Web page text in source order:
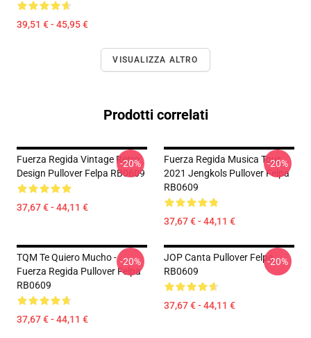
39,51 € - 45,95 €
VISUALIZZA ALTRO
Prodotti correlati
Fuerza Regida Vintage Retro
Design Pullover Felpa RB0609
37,67 € - 44,11 €
-20%
Fuerza Regida Musica Tour
2021 Jengkols Pullover Felpa
RB0609
37,67 € - 44,11 €
-20%
TQM Te Quiero Mucho -
Fuerza Regida Pullover Felpa
RB0609
37,67 € - 44,11 €
-20%
JOP Canta Pullover Felpa
RB0609
37,67 € - 44,11 €
-20%